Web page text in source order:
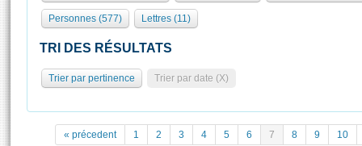
Élections législatives
Contrôle et évaluation
Congrès
Pétitions
Documents parlementaires
Statistiques et chiffres clés
Transparence et déontologie
Accès des chercheurs à l’Assemblée
Les évènements
Les archives
Personnes (577) Lettres (11)
TRI DES RÉSULTATS
Trier par pertinence Trier par date (X)
« précedent 1 2 3 4 5 6 7 8 9 10